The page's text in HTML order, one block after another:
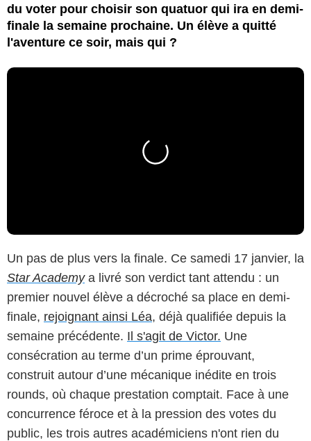
du voter pour choisir son quatuor qui ira en demi-
finale la semaine prochaine. Un élève a quitté
l'aventure ce soir, mais qui ?
Un pas de plus vers la finale. Ce samedi 17 janvier, la
Star Academya livré son verdict tant attendu : un
premier nouvel élève a décroché sa place en demi-
finale, rejoignant ainsi Léa, déjà qualifiée depuis la
semaine précédente. Il s'agit de Victor. Une
consécration au terme d’un prime éprouvant,
construit autour d’une mécanique inédite en trois
rounds, où chaque prestation comptait. Face à une
concurrence féroce et à la pression des votes du
public, les trois autres académiciens n'ont rien du